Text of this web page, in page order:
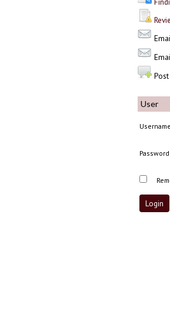
User
Username
Password